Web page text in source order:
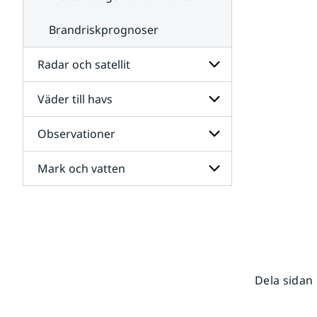
Brandriskprognoser
Radar och satellit
Undersidor
för
Radar
och
satellit
Väder till havs
Undersidor
för
Väder
till
havs
Observationer
Undersidor
för
Mark och vatten
Dela sidan